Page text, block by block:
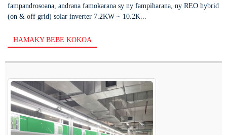
fampandrosoana, andrana famokarana sy ny fampiharana, ny REO hybrid
(on & off grid) solar inverter 7.2KW ~ 10.2K...
HAMAKY BEBE KOKOA